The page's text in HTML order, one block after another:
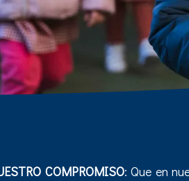
COMPROMISO: Que en